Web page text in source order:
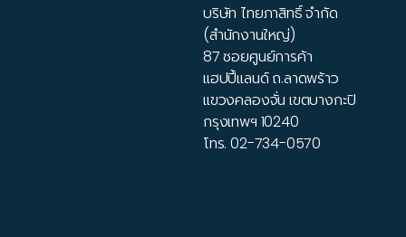
บริษัท ไทยภาสิทธิ์ จำกัด
(สำนักงานใหญ่)
87 ซอยศูนย์การค้า
แฮปปี้แลนด์ ถ.ลาดพร้าว
แขวงคลองจั่น เขตบางกะปิ
กรุงเทพฯ 10240
โทร.02-734-0570